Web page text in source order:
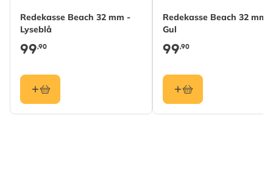
Egnet til
Rødhals, Sangdrossel,
Gærdesmutte
Materiale Træ (FSC® 100%)
Hulformat Half Open
Redekasse Beach 32 mm -
Lyseblå
99,90
Redekasse Beach 32 mm -
Gul
99,90